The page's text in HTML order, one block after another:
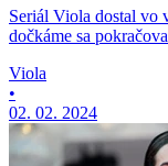
Seriál Viola dostal vo
dočkáme sa
Viola
•
02. 02. 2024